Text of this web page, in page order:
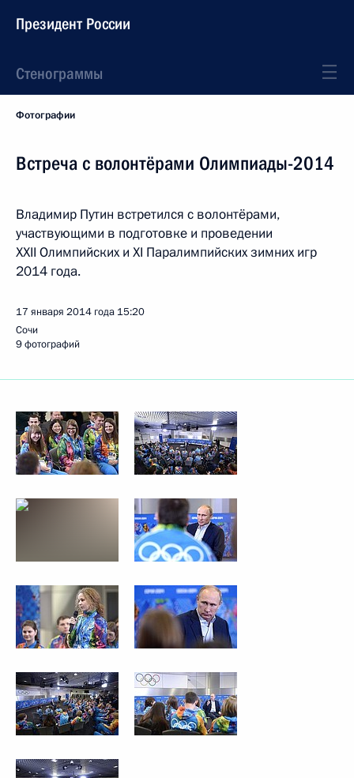
Президент России
Стенограммы
Фотографии
Встреча с волонтёрами Олимпиады-2014
Владимир Путин встретился с волонтёрами,
участвующими в подготовке и проведении
XXII Олимпийских и XI Паралимпийских зимних игр
2014 года.
17 января 2014 года 15:20
Сочи
9 фотографий